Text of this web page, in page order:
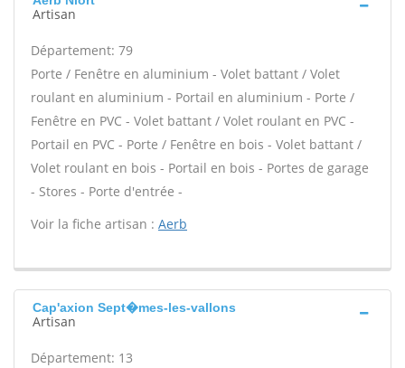
Artisan
Département: 79
Porte / Fenêtre en aluminium - Volet battant / Volet
roulant en aluminium - Portail en aluminium - Porte /
Fenêtre en PVC - Volet battant / Volet roulant en PVC -
Portail en PVC - Porte / Fenêtre en bois - Volet battant /
Volet roulant en bois - Portail en bois - Portes de garage
- Stores - Porte d'entrée -
Voir la fiche artisan : Aerb
Cap'axion Sept�mes-les-vallons
Artisan
Département: 13